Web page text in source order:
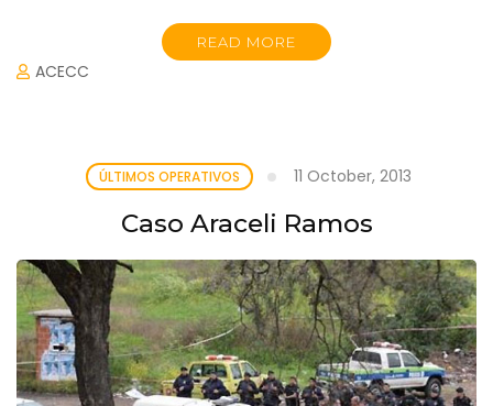
READ MORE
ACECC
ÚLTIMOS OPERATIVOS 11 October, 2013
Caso Araceli Ramos